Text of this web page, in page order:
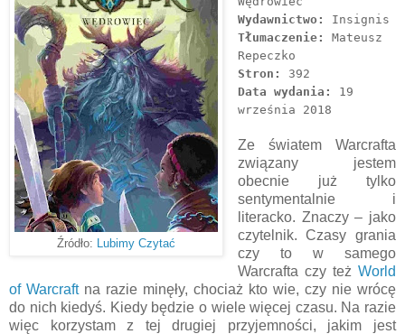
Źródło: Lubimy Czytać
Wydawnictwo: Insignis
Tłumaczenie:
Mateusz
Repeczko
Stron:
392
Data wydania:
19
września 2018
Ze światem Warcrafta
związany jestem
obecnie już tylko
sentymentalnie i
literacko. Znaczy – jako
czytelnik. Czasy grania
czy to w samego
Warcrafta czy też World
of Warcraftna razie minęły, chociaż kto wie, czy nie wrócę
do nich kiedyś. Kiedy będzie o wiele więcej czasu. Na razie
więc korzystam z tej drugiej przyjemności, jakim jest